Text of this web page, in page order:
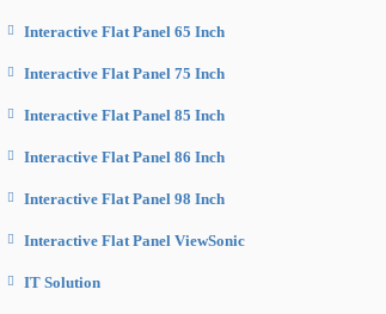
Interactive Flat Panel 65 Inch
Interactive Flat Panel 75 Inch
Interactive Flat Panel 85 Inch
Interactive Flat Panel 86 Inch
Interactive Flat Panel 98 Inch
Interactive Flat Panel ViewSonic
IT Solution